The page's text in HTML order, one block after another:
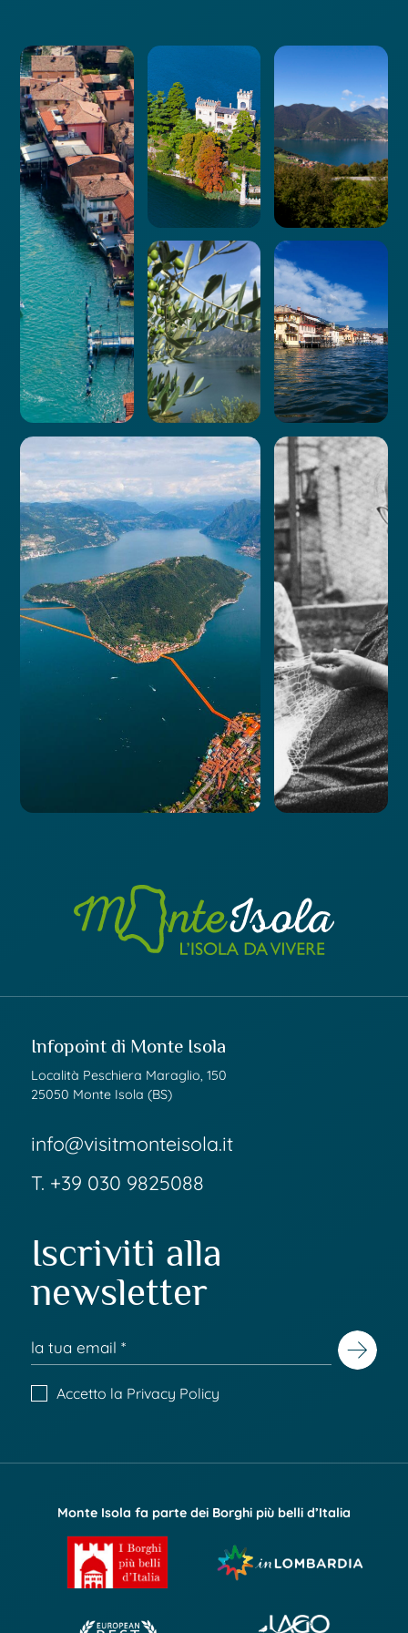
Infopoint di Monte Isola
Località Peschiera Maraglio, 150
25050 Monte Isola (BS)
info@visitmonteisola.it
T. +39 030 9825088
Iscriviti alla
newsletter
Accetto la Privacy Policy
Monte Isola fa parte dei Borghi più belli d’Italia